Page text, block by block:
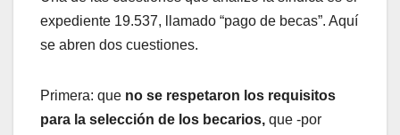
expediente 19.537, llamado “pago de becas”. Aquí
se abren dos cuestiones.
Primera: que no se respetaron los requisitos
para la selección de los becarios, que -por